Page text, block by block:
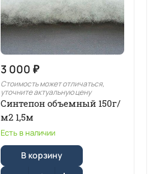
3 000 ₽
Стоимость может отличаться,
уточните актуальную цену
Синтепон объемный 150г/
м2 1,5м
Есть в наличии
В корзину